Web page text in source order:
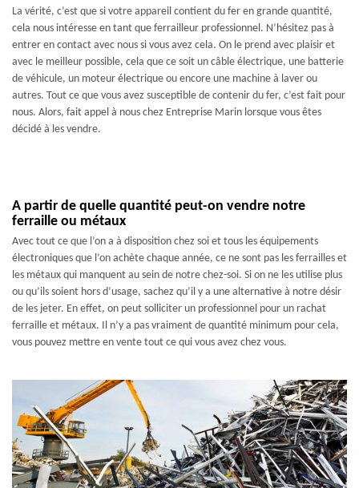
La vérité, c’est que si votre appareil contient du fer en grande quantité,
cela nous intéresse en tant que ferrailleur professionnel. N’hésitez pas à
entrer en contact avec nous si vous avez cela. On le prend avec plaisir et
avec le meilleur possible, cela que ce soit un câble électrique, une batterie
de véhicule, un moteur électrique ou encore une machine à laver ou
autres. Tout ce que vous avez susceptible de contenir du fer, c’est fait pour
nous. Alors, fait appel à nous chez Entreprise Marin lorsque vous êtes
décidé à les vendre.
A partir de quelle quantité peut-on vendre notre
ferraille ou métaux
Avec tout ce que l’on a à disposition chez soi et tous les équipements
électroniques que l’on achète chaque année, ce ne sont pas les ferrailles et
les métaux qui manquent au sein de notre chez-soi. Si on ne les utilise plus
ou qu’ils soient hors d’usage, sachez qu’il y a une alternative à notre désir
de les jeter. En effet, on peut solliciter un professionnel pour un rachat
ferraille et métaux. Il n’y a pas vraiment de quantité minimum pour cela,
vous pouvez mettre en vente tout ce qui vous avez chez vous.